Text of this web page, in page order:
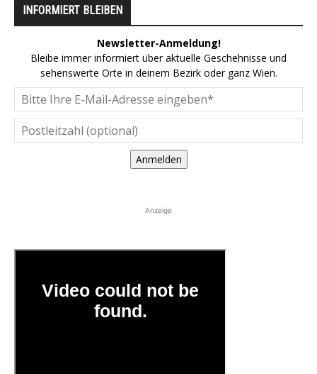
INFORMIERT BLEIBEN
Newsletter-Anmeldung!
Bleibe immer informiert über aktuelle Geschehnisse und
sehenswerte Orte in deinem Bezirk oder ganz Wien.
Anmelden
Anzeige